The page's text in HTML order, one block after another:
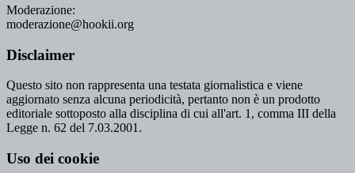
Moderazione:
moderazione@hookii.org
Disclaimer
Questo sito non rappresenta una testata giornalistica e viene
aggiornato senza alcuna periodicità, pertanto non è un prodotto
editoriale sottoposto alla disciplina di cui all'art. 1, comma III della
Legge n. 62 del 7.03.2001.
Uso dei cookie